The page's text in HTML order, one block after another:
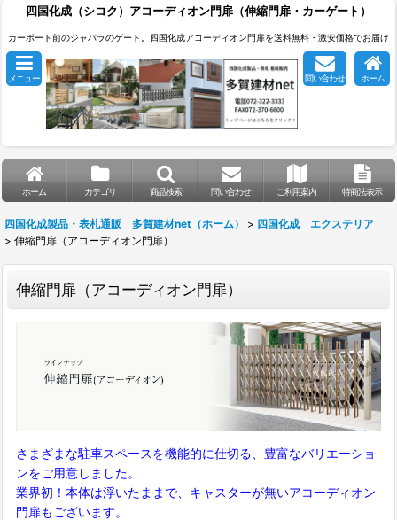
四国化成（シコク）アコーディオン門扉（伸縮門扉・カーゲート）
カーポート前のジャバラのゲート。四国化成アコーディオン門扉を送料無料・激安価格でお届け
メニュー 問い合わせ ホーム
ホーム カテゴリ 商品検索 問い合わせ ご利用案内 特商法表示
四国化成製品・表札通販 多賀建材net（ホーム） > 四国化成 エクステリア
> 伸縮門扉（アコーディオン門扉）
伸縮門扉（アコーディオン門扉）
さまざまな駐車スペースを機能的に仕切る、豊富なバリエーショ
ンをご用意しました。
業界初！本体は浮いたままで、キャスターが無いアコーディオン
門扉もございます。